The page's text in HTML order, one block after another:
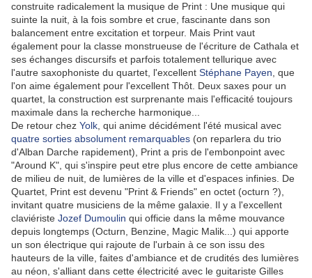
construite radicalement la musique de Print : Une musique qui
suinte la nuit, à la fois sombre et crue, fascinante dans son
balancement entre excitation et torpeur. Mais Print vaut
également pour la classe monstrueuse de l'écriture de Cathala et
ses échanges discursifs et parfois totalement tellurique avec
l'autre saxophoniste du quartet, l'excellent Stéphane Payen , que
l'on aime également pour l'excellent Thôt. Deux saxes pour un
quartet, la construction est surprenante mais l'efficacité toujours
maximale dans la recherche harmonique...
De retour chez Yolk , qui anime décidément l'été musical avec
quatre sorties absolument remarquables (on reparlera du trio
d'Alban Darche rapidement), Print a pris de l'embonpoint avec
"Around K", qui s'inspire peut etre plus encore de cette ambiance
de milieu de nuit, de lumières de la ville et d'espaces infinies. De
Quartet, Print est devenu "Print & Friends" en octet (octurn ?),
invitant quatre musiciens de la même galaxie. Il y a l'excellent
claviériste Jozef Dumoulin qui officie dans la même mouvance
depuis longtemps (Octurn, Benzine, Magic Malik...) qui apporte
un son électrique qui rajoute de l'urbain à ce son issu des
hauteurs de la ville, faites d'ambiance et de crudités des lumières
au néon, s'alliant dans cette électricité avec le guitariste Gilles